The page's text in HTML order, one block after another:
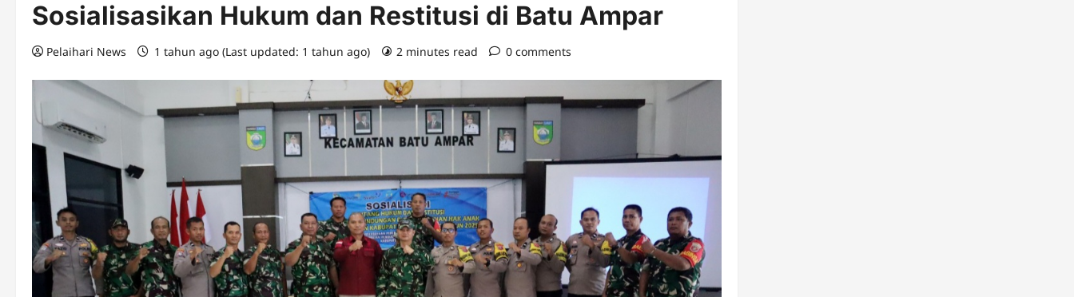
Sosialisasikan Hukum dan Restitusi di Batu Ampar
Pelaihari News 1 tahun ago (Last updated: 1 tahun ago) 2 minutes read 0 comments